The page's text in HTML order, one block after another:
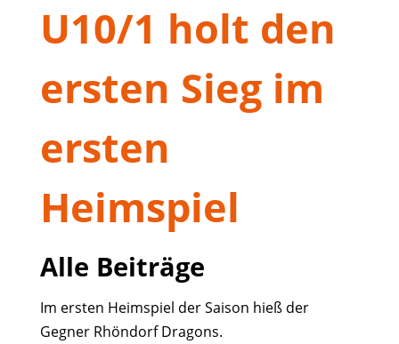
U10/1 holt den
ersten Sieg im
ersten
Heimspiel
Alle Beiträge
Im ersten Heimspiel der Saison hieß der
Gegner Rhöndorf Dragons.